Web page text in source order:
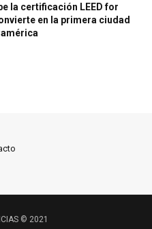
la certificación LEED for
en la primera ciudad
© 2021